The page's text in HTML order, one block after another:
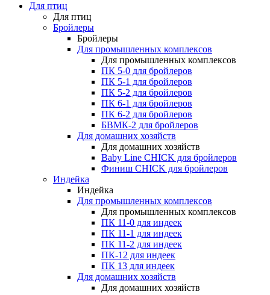
Для птиц
Для птиц
Бройлеры
Бройлеры
Для промышленных комплексов
Для промышленных комплексов
ПК 5-0 для бройлеров
ПК 5-1 для бройлеров
ПК 5-2 для бройлеров
ПК 6-1 для бройлеров
ПК 6-2 для бройлеров
БВМК-2 для бройлеров
Для домашних хозяйств
Для домашних хозяйств
Baby Line CHICK для бройлеров
Финиш CHICK для бройлеров
Индейка
Индейка
Для промышленных комплексов
Для промышленных комплексов
ПК 11-0 для индеек
ПК 11-1 для индеек
ПК 11-2 для индеек
ПК-12 для индеек
ПК 13 для индеек
Для домашних хозяйств
Для домашних хозяйств